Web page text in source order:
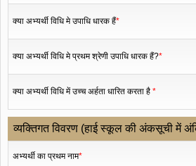
क्या अभ्यर्थी विधि मे उपाधि धारक हैं*
क्या अभ्यर्थी विधि मे प्रथम श्रेणी उपाधि धारक हैं?*
क्या अभ्यर्थी विधि में उच्च अर्हता धारित करता है *
व्यक्तिगत विवरण (हाई स्‍कूल की अंकसूची में
अभ्यर्थी का प्रथम नाम*